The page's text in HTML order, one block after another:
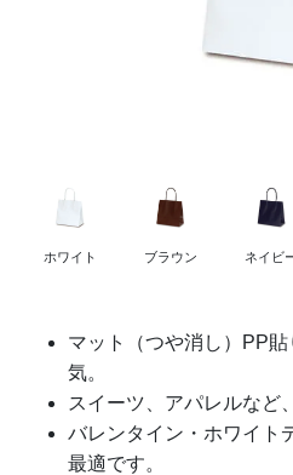
ホワイト ブラウン ネイビ
マット（つや消し）PP
気。
スイーツ、アパレルなど
バレンタイン・ホワイト
最適です。